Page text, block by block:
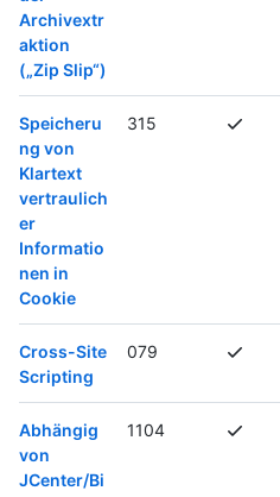
Archivextr
aktion
(„Zip Slip“)
Speicheru
ng von
Klartext
vertraulich
er
Informatio
nen in
Cookie
315
Cross-Site
Scripting
079
Abhängig
von
JCenter/Bi
1104